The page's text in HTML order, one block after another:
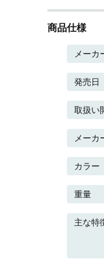
商品仕様
メーカ
発売日
取扱い
メーカ
カラー
重量
主な特